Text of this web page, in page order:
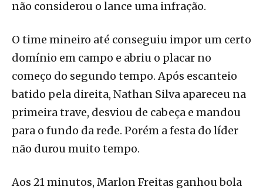
não considerou o lance uma infração.
O time mineiro até conseguiu impor um certo
domínio em campo e abriu o placar no
começo do segundo tempo. Após escanteio
batido pela direita, Nathan Silva apareceu na
primeira trave, desviou de cabeça e mandou
para o fundo da rede. Porém a festa do líder
não durou muito tempo.
Aos 21 minutos, Marlon Freitas ganhou bola